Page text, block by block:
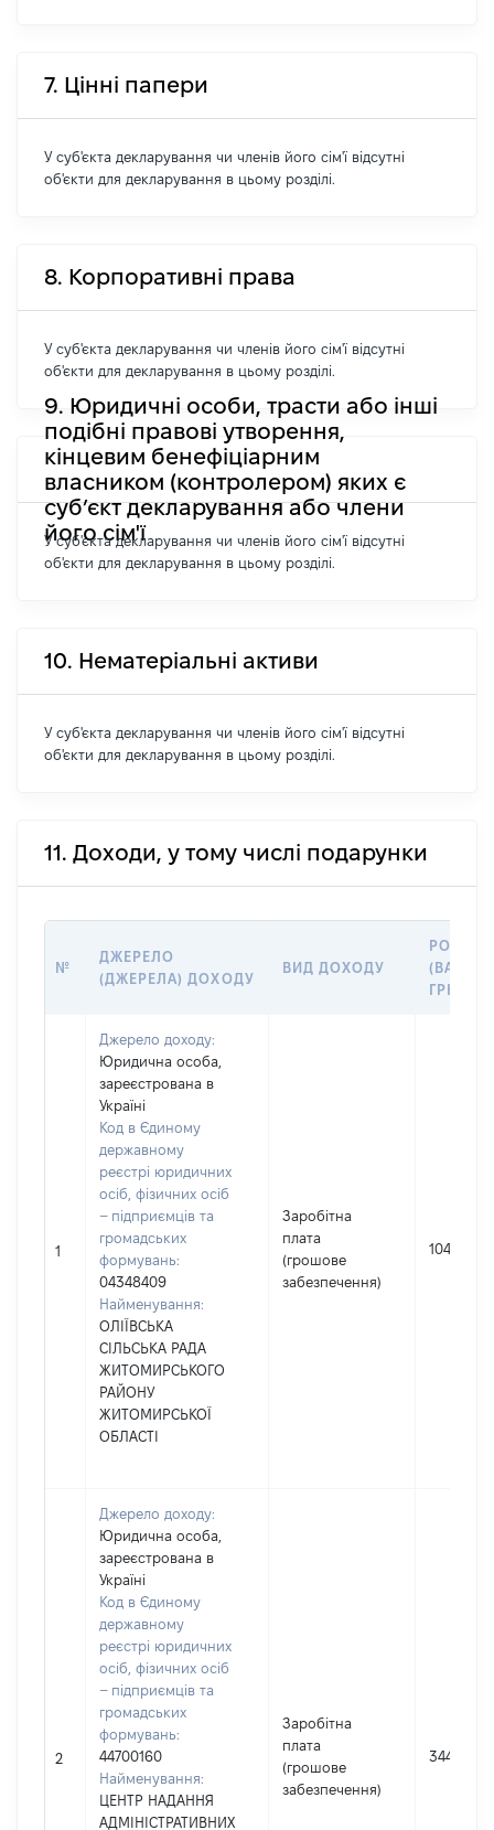
7. Цінні папери
У суб'єкта декларування чи членів його сім'ї відсутні
об'єкти для декларування в цьому розділі.
8. Корпоративні права
У суб'єкта декларування чи членів його сім'ї відсутні
об'єкти для декларування в цьому розділі.
9. Юридичні особи, трасти або інші
подібні правові утворення,
кінцевим бенефіціарним
власником (контролером) яких є
суб’єкт декларування або члени
його сім'ї
У суб'єкта декларування чи членів його сім'ї відсутні
об'єкти для декларування в цьому розділі.
10. Нематеріальні активи
У суб'єкта декларування чи членів його сім'ї відсутні
об'єкти для декларування в цьому розділі.
11. Доходи, у тому числі подарунки
№
ДЖЕРЕЛО
(ДЖЕРЕЛА) ДОХОДУ
ВИД ДОХОДУ
РОЗМІР
ГРН
1
Джерело доходу:
Юридична особа,
зареєстрована в
Україні
Код в Єдиному
державному
реєстрі юридичних
осіб, фізичних осіб
– підприємців та
громадських
формувань:
04348409
Найменування:
ОЛІЇВСЬКА
СІЛЬСЬКА РАДА
ЖИТОМИРСЬКОГО
РАЙОНУ
ЖИТОМИРСЬКОЇ
ОБЛАСТІ
Заробітна
плата
(грошове
забезпечення)
1045277
2
Джерело доходу:
Юридична особа,
зареєстрована в
Україні
Код в Єдиному
державному
реєстрі юридичних
осіб, фізичних осіб
– підприємців та
громадських
формувань:
44700160
Найменування:
ЦЕНТР НАДАННЯ
АДМІНІСТРАТИВНИХ
Заробітна
плата
(грошове
забезпечення)
344209